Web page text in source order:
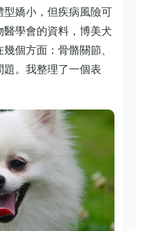
嬌小，但疾病風險可
學會的資料，博美犬
個方面：骨骼關節、
。我整理了一個表